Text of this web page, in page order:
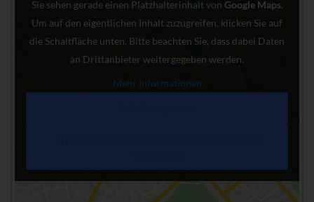
Sie sehen gerade einen Platzhalterinhalt von Google Maps.
Um auf den eigentlichen Inhalt zuzugreifen, klicken Sie auf
die Schaltfläche unten. Bitte beachten Sie, dass dabei Daten
an Drittanbieter weitergegeben werden.
Mehr Informationen